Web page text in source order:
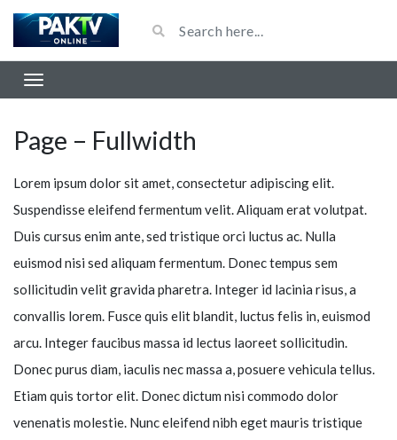
Page – Fullwidth
Lorem ipsum dolor sit amet, consectetur adipiscing elit.
Suspendisse eleifend fermentum velit. Aliquam erat volutpat.
Duis cursus enim ante, sed tristique orci luctus ac. Nulla
euismod nisi sed aliquam fermentum. Donec tempus sem
sollicitudin velit gravida pharetra. Integer id lacinia risus, a
convallis lorem. Fusce quis elit blandit, luctus felis in, euismod
arcu. Integer faucibus massa id lectus laoreet sollicitudin.
Donec purus diam, iaculis nec massa a, posuere vehicula tellus.
Etiam quis tortor elit. Donec dictum nisi commodo dolor
venenatis molestie. Nunc eleifend nibh eget mauris tristique